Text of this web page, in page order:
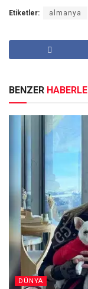
Etiketler: almanya
BENZER
DÜNYA